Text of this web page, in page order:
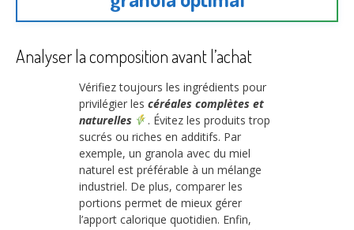
Analyser la composition avant l’achat
Vérifiez toujours les ingrédients pour
privilégier les céréales complètes et
naturelles
. Évitez les produits trop
sucrés ou riches en additifs. Par
exemple, un granola avec du miel
naturel est préférable à un mélange
industriel. De plus, comparer les
portions permet de mieux gérer
l’apport calorique quotidien. Enfin,